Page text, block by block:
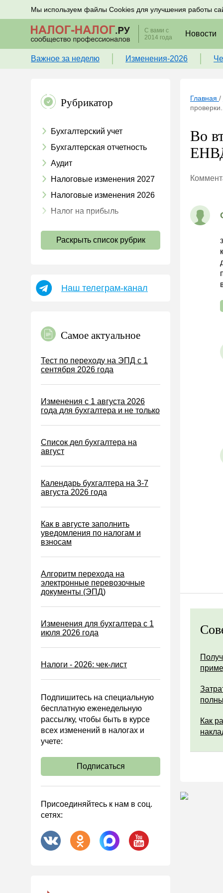
Мы используем файлы Cookies для улучшения работы
Подписывайтесь на новости по налогам, учету и
С вами с
2014 года
Новости
Важное за неделю Изменения-2026
Рубрикатор
Бухгалтерский учет
Бухгалтерская отчетность
Аудит
Налоговые изменения 2027
Налоговые изменения 2026
Налог на прибыль
Страховые взносы 2026
УСН
Земельный налог
Налог на рекламу
Торговый сбор
Туристический налог
Водный налог
Экологический налог
Налог на игорный бизнес
Акцизы
Возврат и зачет налогов
Налоговые проверки
Статистика
Самозанятые
Банк
Онлайн-кассы ККТ ККМ
деятельности (АХД)
Охрана труда и аттестация
Охрана труда
Валютные операции
Налоговая система РФ
Налоговое планирование
Договоры
АО
Раскрыть список рубрик
Наш телеграм-канал
Самое актуальное
Тест по переходу на ЭПД с 1
сентября 2026 года
Изменения с 1 августа 2026
года для бухгалтера и не только
Список дел бухгалтера на
август
Календарь бухгалтера на 3-7
августа 2026 года
Как в августе заполнить
уведомления по налогам и
взносам
Алгоритм перехода на
электронные перевозочные
документы (ЭПД)
Изменения для бухгалтера с 1
июля 2026 года
Налоги - 2026: чек-лист
Подпишитесь на специальную
бесплатную еженедельную
рассылку, чтобы быть в курсе
всех изменений в налогах и
учете:
Подписаться
Присоединяйтесь к нам в соц.
сетях:
Главная /
проверки...
Во
Как